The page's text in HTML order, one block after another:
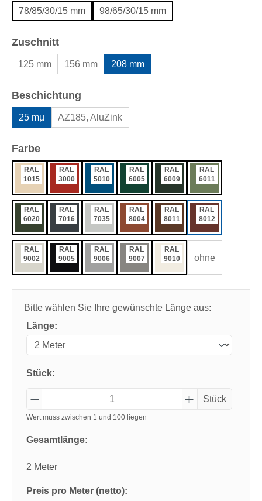
78/85/30/15 mm 98/65/30/15 mm
Zuschnittauswählen
125 mm 156 mm 208 mm
Beschichtung
25 mµ AZ185, AluZink
Farbeauswählen
RAL
1015
RAL
3000
RAL
5010
RAL
6005
RAL
6009
RAL
6011
RAL
6020
RAL
7016
RAL
7035
RAL
8004
RAL
8011
RAL
8012
RAL
9002
RAL
9005
RAL
9006
RAL
9007
RAL
9010
ohne
Bitte wählen Sie Ihre gewünschte Länge aus:
Länge:
Stück:
Stück
Wert muss zwischen 1 und 100 liegen
Gesamtlänge:
2 Meter
Preis pro Meter (netto):